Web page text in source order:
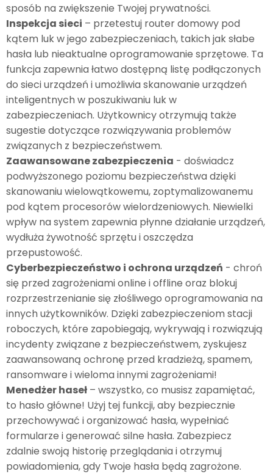
sposób na zwiększenie Twojej prywatności.
Inspekcja sieci – przetestuj router domowy pod
kątem luk w jego zabezpieczeniach, takich jak słabe
hasła lub nieaktualne oprogramowanie sprzętowe. Ta
funkcja zapewnia łatwo dostępną listę podłączonych
do sieci urządzeń i umożliwia skanowanie urządzeń
inteligentnych w poszukiwaniu luk w
zabezpieczeniach. Użytkownicy otrzymują także
sugestie dotyczące rozwiązywania problemów
związanych z bezpieczeństwem.
Zaawansowane zabezpieczenia - doświadcz
podwyższonego poziomu bezpieczeństwa dzięki
skanowaniu wielowątkowemu, zoptymalizowanemu
pod kątem procesorów wielordzeniowych. Niewielki
wpływ na system zapewnia płynne działanie urządzeń,
wydłuża żywotność sprzętu i oszczędza
przepustowość.
Cyberbezpieczeństwo i ochrona urządzeń - chroń
się przed zagrożeniami online i offline oraz blokuj
rozprzestrzenianie się złośliwego oprogramowania na
innych użytkowników. Dzięki zabezpieczeniom stacji
roboczych, które zapobiegają, wykrywają i rozwiązują
incydenty związane z bezpieczeństwem, zyskujesz
zaawansowaną ochronę przed kradzieżą, spamem,
ransomware i wieloma innymi zagrożeniami!
Menedżer haseł – wszystko, co musisz zapamiętać,
to hasło główne! Użyj tej funkcji, aby bezpiecznie
przechowywać i organizować hasła, wypełniać
formularze i generować silne hasła. Zabezpiecz
zdalnie swoją historię przeglądania i otrzymuj
powiadomienia, gdy Twoje hasła będą zagrożone.